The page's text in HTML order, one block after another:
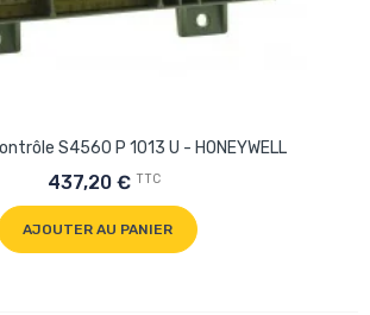
S4560 P 1013 U - HONEYWELL
437,20 € TTC
AJOUTER AU PANIER